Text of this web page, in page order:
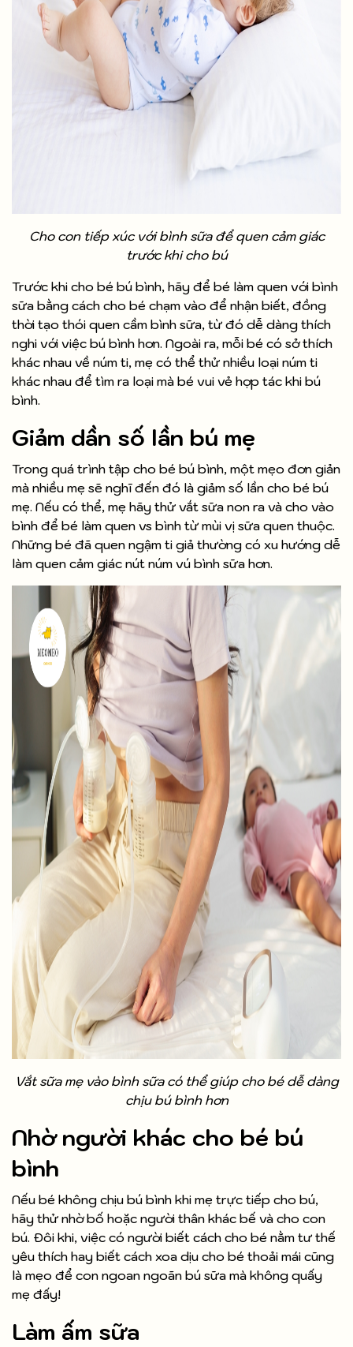
Cho con tiếp xúc với bình sữa để quen cảm giác
trước khi cho bú
Trước khi cho bé bú bình, hãy để bé làm quen với bình
sữa bằng cách cho bé chạm vào để nhận biết, đồng
thời tạo thói quen cầm bình sữa, từ đó dễ dàng thích
nghi với việc bú bình hơn. Ngoài ra, mỗi bé có sở thích
khác nhau về núm ti, mẹ có thể thử nhiều loại núm ti
khác nhau để tìm ra loại mà bé vui vẻ hợp tác khi bú
bình.
Giảm dần số lần bú mẹ
Trong quá trình tập cho bé bú bình, một mẹo đơn giản
mà nhiều mẹ sẽ nghĩ đến đó là giảm số lần cho bé bú
mẹ. Nếu có thể, mẹ hãy thử vắt sữa non ra và cho vào
bình để bé làm quen vs bình từ mùi vị sữa quen thuộc.
Những bé đã quen ngậm ti giả thường có xu hướng dễ
làm quen cảm giác nút núm vú bình sữa hơn.
Vắt sữa mẹ vào bình sữa có thể giúp cho bé dễ dàng
chịu bú bình hơn
Nhờ người khác cho bé bú
bình
Nếu bé không chịu bú bình khi mẹ trực tiếp cho bú,
hãy thử nhờ bố hoặc người thân khác bế và cho con
bú. Đôi khi, việc có người biết cách cho bé nằm tư thế
yêu thích hay biết cách xoa dịu cho bé thoải mái cũng
là mẹo để con ngoan ngoãn bú sữa mà không quấy
mẹ đấy!
Làm ấm sữa